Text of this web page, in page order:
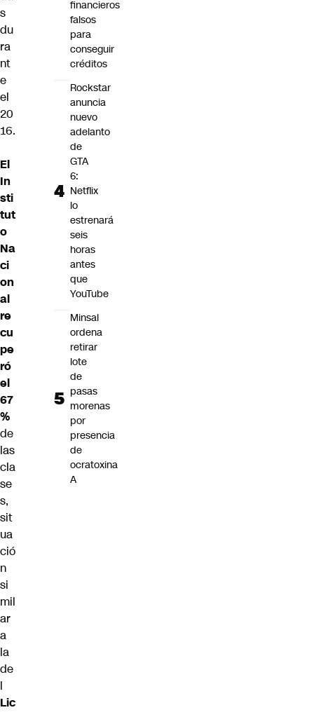
s
du
ra
nt
e
el
20
16.
El
In
sti
tut
o
Na
ci
on
al
re
cu
pe
ró
el
67
%
de
las
cla
se
s,
sit
ua
ció
n
si
mil
ar
a
la
de
l
Lic
financieros
falsos
para
conseguir
créditos
Rockstar
anuncia
nuevo
adelanto
de
GTA
6:
Netflix
lo
estrenará
seis
horas
antes
que
YouTube
Minsal
ordena
retirar
lote
de
pasas
morenas
por
presencia
de
ocratoxina
A